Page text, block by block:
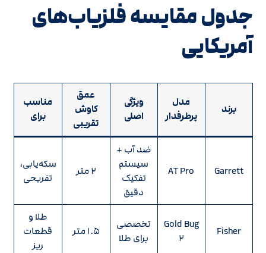
جدول مقایسه فلزیاب‌های
آمریکایی
برند
مدل
پرطرفدار
ویژگی
اصلی
عمق
کاوش
تقریبی
مناسب
برای
Garrett
AT Pro
ضد آب +
سیستم
تفکیک
دقیق
۲ متر
سکه‌یابی،
تفریحی
Fisher
Gold Bug
۲
تخصصی
برای طلا
۱.۵ متر
طلا و
قطعات
ریز